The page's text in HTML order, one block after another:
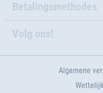
Betalingsmethodes
Volg ons!
Algemene